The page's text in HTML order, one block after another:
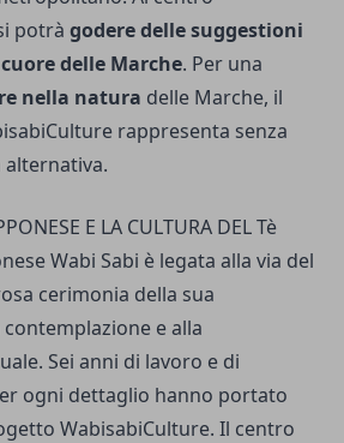
potrà godere delle suggestioni
delle Marche. Per una
nella natura delle Marche, il
rappresenta senza
E LA CULTURA DEL Tè
Wabi Sabi è legata alla via del
cerimonia della sua
e alla
Sei anni di lavoro e di
ogni dettaglio hanno portato
WabisabiCulture. Il centro